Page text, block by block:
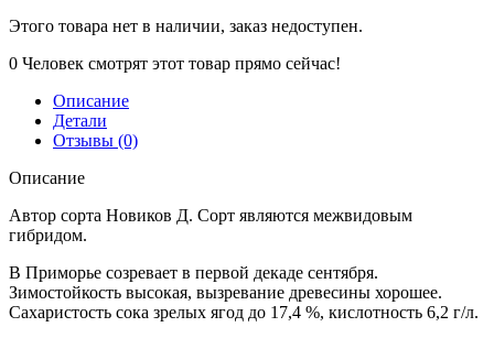
Этого товара нет в наличии, заказ недоступен.
0 Человек смотрят этот товар прямо сейчас!
Описание
Детали
Отзывы (0)
Описание
Автор сорта Новиков Д. Сорт являются межвидовым
гибридом.
В Приморье созревает в первой декаде сентября.
Зимостойкость высокая, вызревание древесины хорошее.
Сахаристость сока зрелых ягод до 17,4 %, кислотность 6,2 г/л.